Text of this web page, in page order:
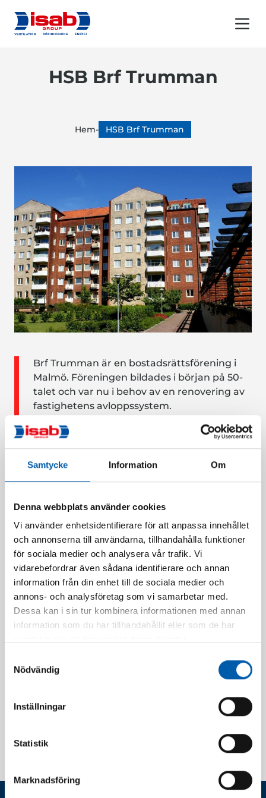
Samtycke Information Om
Denna webbplats använder cookies
Vi använder enhetsidentifierare för att anpassa innehållet
och annonserna till användarna, tillhandahålla funktioner
för sociala medier och analysera vår trafik. Vi
vidarebefordrar även sådana identifierare och annan
information från din enhet till de sociala medier och
annons- och analysföretag som vi samarbetar med.
Dessa kan i sin tur kombinera informationen med annan
information som du har tillhandahållit eller som de har
Nödvändig
Inställningar
Statistik
Marknadsföring
HSB Brf Trumman
Hem- HSB Brf Trumman
Brf Trumman är en bostadsrättsförening i
Malmö. Föreningen bildades i början på 50-
talet och var nu i behov av en renovering av
fastighetens avloppssystem.
stammar med grenförstärkning för 395
lägenheter.
Senaste case
Eslövshus 7
Läs mer
Sep 13, 2023